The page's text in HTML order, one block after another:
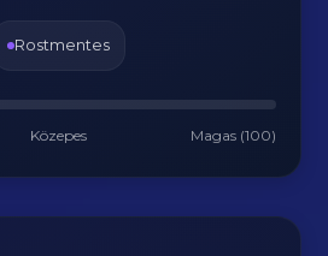
Rostmentes
Közepes Magas (100)